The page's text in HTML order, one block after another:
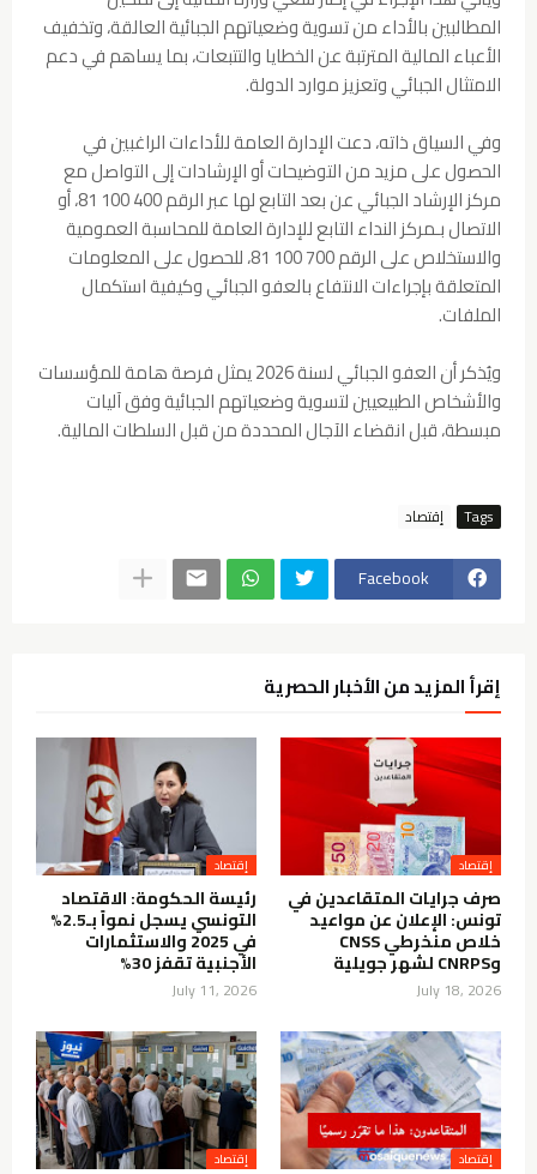
المطالبين بالأداء من تسوية وضعياتهم الجبائية العالقة، وتخفيف
الأعباء المالية المترتبة عن الخطايا والتتبعات، بما يساهم في دعم
الامتثال الجبائي وتعزيز موارد الدولة.
وفي السياق ذاته، دعت الإدارة العامة للأداءات الراغبين في
الحصول على مزيد من التوضيحات أو الإرشادات إلى التواصل مع
مركز الإرشاد الجبائي عن بعد التابع لها عبر الرقم 400 100 81، أو
الاتصال بـمركز النداء التابع للإدارة العامة للمحاسبة العمومية
والاستخلاص على الرقم 700 100 81، للحصول على المعلومات
المتعلقة بإجراءات الانتفاع بالعفو الجبائي وكيفية استكمال
الملفات.
ويُذكر أن العفو الجبائي لسنة 2026 يمثل فرصة هامة للمؤسسات
والأشخاص الطبيعيين لتسوية وضعياتهم الجبائية وفق آليات
مبسطة، قبل انقضاء الآجال المحددة من قبل السلطات المالية.
Tags إقتصاد
Facebook
إقرأ المزيد من الأخبار الحصرية
إقتصاد
صرف جرايات المتقاعدين في
تونس: الإعلان عن مواعيد
خلاص منخرطي CNSS
وCNRPS لشهر جويلية
July 18, 2026
إقتصاد
رئيسة الحكومة: الاقتصاد
التونسي يسجل نمواً بـ2.5%
في 2025 والاستثمارات
الأجنبية تقفز 30%
July 11, 2026
إقتصاد إقتصاد